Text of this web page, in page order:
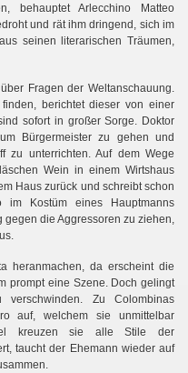
behauptet Arlecchino Matteo
und rät ihm dringend, sich im
seinen literarischen Träumen,
Fragen der Weltanschauung.
berichtet dieser von einer
sofort in großer Sorge. Doktor
Bürgermeister zu gehen und
zu unterrichten.Auf dem Wege
Wein in einem Wirtshaus
Haus zurück und schreibt schon
im Kostüm eines Hauptmanns
gegen die Aggressoren zu ziehen,
heranmachen, da erscheint die
prompt eine Szene. Doch gelingt
Zu Colombinas
auf, welchem sie unmittelbar
kreuzen sie alle Stile der
taucht der Ehemann wieder auf